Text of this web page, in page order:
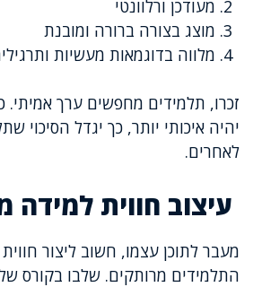
מעודכן ורלוונטי
מוצג בצורה ברורה ומובנת
מלווה בדוגמאות מעשיות
זכרו, תלמידים מחפשים ערך אמיתי.
יהיה איכותי יותר, כך יגדל הסיכוי
לאחרים.
עיצוב חווית
מעבר לתוכן עצמו, חשוב ליצור
התלמידים מרותקים. שלבו בקורס